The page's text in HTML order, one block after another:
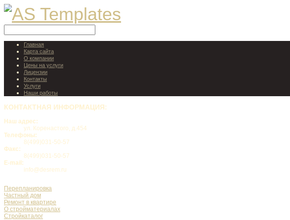
Главная
Карта сайта
О компании
Цены на услуги
Лицензии
Контакты
Услуги
Наши работы
КОНТАКТНАЯ ИНФОРМАЦИЯ:
Наш адрес:
ул. Коренастого, д.454
Телефоны:
8(499)031-50-57
Факс:
8(499)031-50-57
E-mail:
info@desrem.ru
Перепланировка
Частный дом
Ремонт в квартире
О стройматериалах
Стройкаталог